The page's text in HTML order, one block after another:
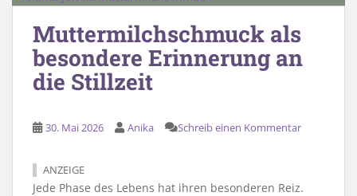
Muttermilchschmuck als
besondere Erinnerung an
die Stillzeit
30. Mai 2026 Anika Schreib einen Kommentar
ANZEIGE
Jede Phase des Lebens hat ihren besonderen Reiz.